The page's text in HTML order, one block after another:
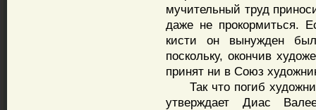
мучительный труд
даже не прокормиться.
кисти он вынужден
поскольку, окончив
принят ни в Союз
Так что погиб
утверждает Диас